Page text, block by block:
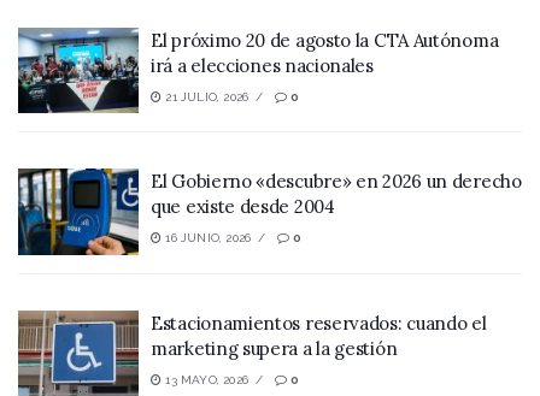
El próximo 20 de agosto la CTA Autónoma
irá a elecciones nacionales
21 JULIO, 2026 0
El Gobierno «descubre» en 2026 un derecho
que existe desde 2004
16 JUNIO, 2026 0
Estacionamientos reservados: cuando el
marketing supera a la gestión
13 MAYO, 2026 0